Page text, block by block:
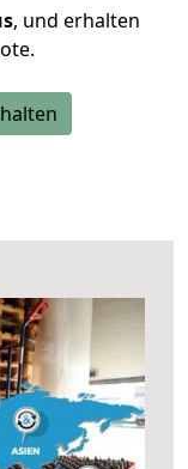
, und erhalten